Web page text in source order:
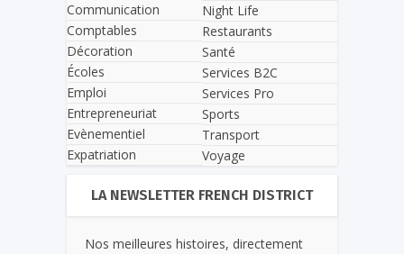
Communication
Comptables
Décoration
Écoles
Emploi
Entrepreneuriat
Evènementiel
Expatriation
Night Life
Restaurants
Santé
Services B2C
Services Pro
Sports
Transport
Voyage
LA NEWSLETTER FRENCH DISTRICT
Nos meilleures histoires, directement